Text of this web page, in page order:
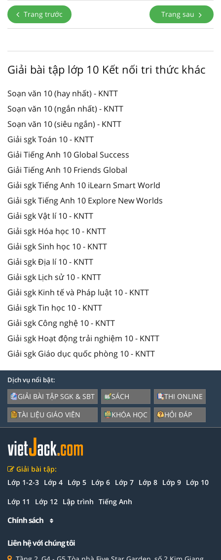
Trang trước Trang sau
Giải bài tập lớp 10 Kết nối tri thức khác
Soạn văn 10 (hay nhất) - KNTT
Soạn văn 10 (ngắn nhất) - KNTT
Soạn văn 10 (siêu ngắn) - KNTT
Giải sgk Toán 10 - KNTT
Giải Tiếng Anh 10 Global Success
Giải Tiếng Anh 10 Friends Global
Giải sgk Tiếng Anh 10 iLearn Smart World
Giải sgk Tiếng Anh 10 Explore New Worlds
Giải sgk Vật lí 10 - KNTT
Giải sgk Hóa học 10 - KNTT
Giải sgk Sinh học 10 - KNTT
Giải sgk Địa lí 10 - KNTT
Giải sgk Lịch sử 10 - KNTT
Giải sgk Kinh tế và Pháp luật 10 - KNTT
Giải sgk Tin học 10 - KNTT
Giải sgk Công nghệ 10 - KNTT
Giải sgk Hoạt động trải nghiệm 10 - KNTT
Giải sgk Giáo dục quốc phòng 10 - KNTT
Dịch vụ nổi bật:
GIẢI BÀI TẬP SGK & SBT
TÀI LIỆU GIÁO VIÊN
SÁCH
KHÓA HỌC
THI ONLINE
HỎI ĐÁP
Giải bài tập:
Lớp 1-2-3 Lớp 4 Lớp 5 Lớp 6 Lớp 7 Lớp 8 Lớp 9 Lớp 10
Lớp 11 Lớp 12 Lập trình Tiếng Anh
Chính sách
Liên hệ với chúng tôi